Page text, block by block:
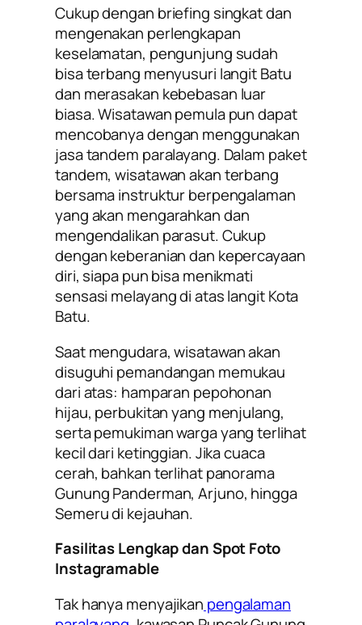
Cukup dengan briefing singkat dan
mengenakan perlengkapan
keselamatan, pengunjung sudah
bisa terbang menyusuri langit Batu
dan merasakan kebebasan luar
biasa. Wisatawan pemula pun dapat
mencobanya dengan menggunakan
jasa tandem paralayang. Dalam paket
tandem, wisatawan akan terbang
bersama instruktur berpengalaman
yang akan mengarahkan dan
mengendalikan parasut. Cukup
dengan keberanian dan kepercayaan
diri, siapa pun bisa menikmati
sensasi melayang di atas langit Kota
Batu.
Saat mengudara, wisatawan akan
disuguhi pemandangan memukau
dari atas: hamparan pepohonan
hijau, perbukitan yang menjulang,
serta pemukiman warga yang terlihat
kecil dari ketinggian. Jika cuaca
cerah, bahkan terlihat panorama
Gunung Panderman, Arjuno, hingga
Semeru di kejauhan.
Fasilitas Lengkap dan Spot Foto
Instagramable
Tak hanya menyajikan pengalaman